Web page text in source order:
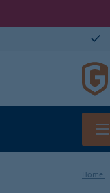
Home